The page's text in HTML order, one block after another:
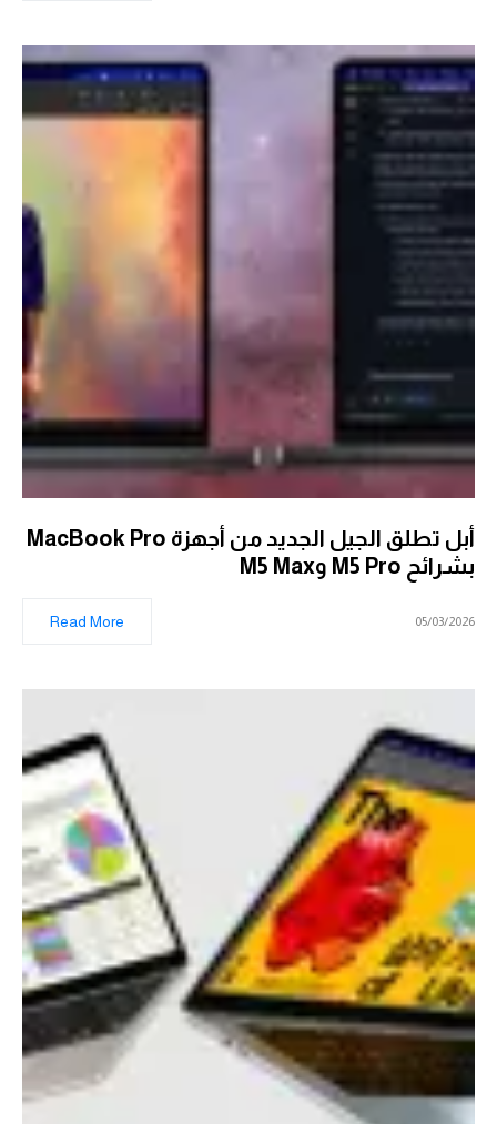
أبل تطلق الجيل الجديد من أجهزة MacBook Pro
بشرائح M5 Pro وM5 Max
05/03/2026
Read More